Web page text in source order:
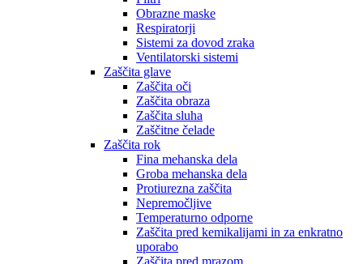
Obrazne maske
Respiratorji
Sistemi za dovod zraka
Ventilatorski sistemi
Zaščita glave
Zaščita oči
Zaščita obraza
Zaščita sluha
Zaščitne čelade
Zaščita rok
Fina mehanska dela
Groba mehanska dela
Protiurezna zaščita
Nepremočljive
Temperaturno odporne
Zaščita pred kemikalijami in za enkratno
uporabo
Zaščita pred mrazom